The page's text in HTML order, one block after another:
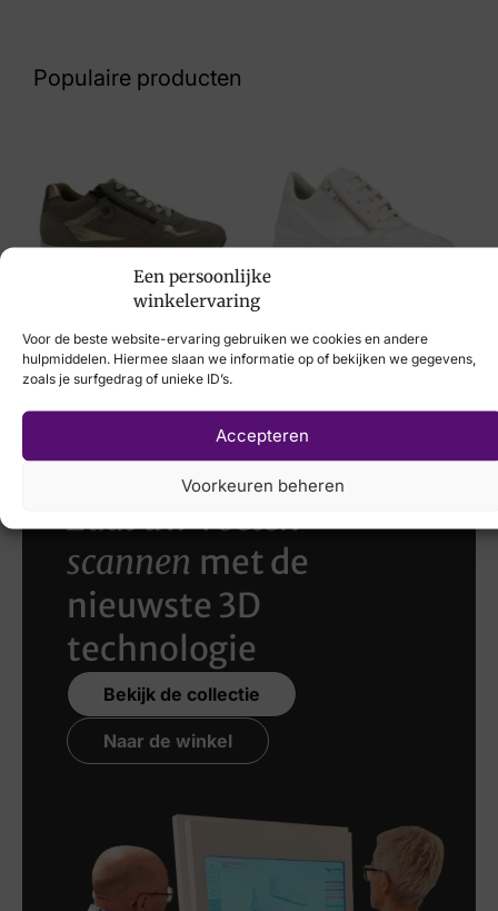
Een persoonlijke
winkelervaring
Voor de beste website-ervaring gebruiken we cookies en andere
hulpmiddelen. Hiermee slaan we informatie op of bekijken we gegevens,
zoals je surfgedrag of unieke ID’s.
Accepteren
Voorkeuren beheren
Merk
Helioform
Artikelnummer
401.001-0346
Breedtemaat
H
Populaire producten
Helioform
€149,95
Solidus
214,95
Laat uw voeten
scannen met de
nieuwste 3D
technologie
Bekijk de collectie
Naar de winkel